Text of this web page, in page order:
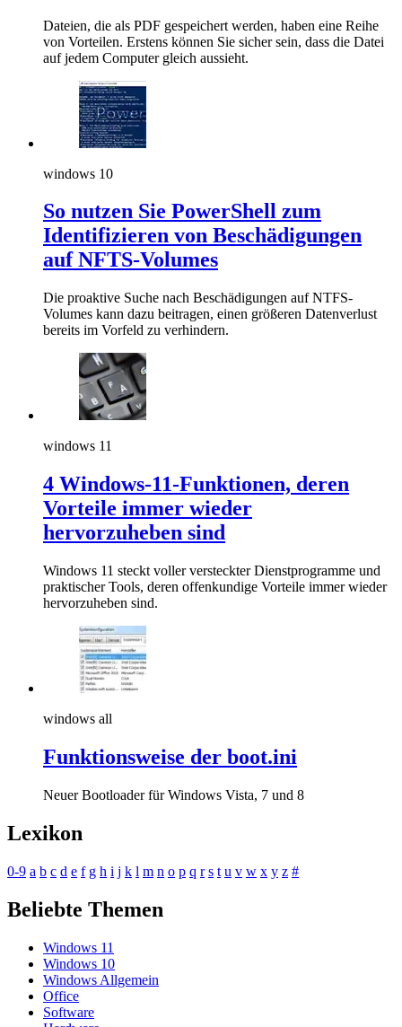
Dateien, die als PDF gespeichert werden, haben eine Reihe
von Vorteilen. Erstens können Sie sicher sein, dass die Datei
auf jedem Computer gleich aussieht.
windows 10
So nutzen Sie PowerShell zum
Identifizieren von Beschädigungen
auf NFTS-Volumes
Die proaktive Suche nach Beschädigungen auf NTFS-
Volumes kann dazu beitragen, einen größeren Datenverlust
bereits im Vorfeld zu verhindern.
windows 11
4 Windows-11-Funktionen, deren
Vorteile immer wieder
hervorzuheben sind
Windows 11 steckt voller versteckter Dienstprogramme und
praktischer Tools, deren offenkundige Vorteile immer wieder
hervorzuheben sind.
windows all
Funktionsweise der boot.ini
Neuer Bootloader für Windows Vista, 7 und 8
Lexikon
0-9 a b c d e f g h i j k l m n o p q r s t u v w x y z #
Beliebte Themen
Windows 11
Windows 10
Windows Allgemein
Office
Software